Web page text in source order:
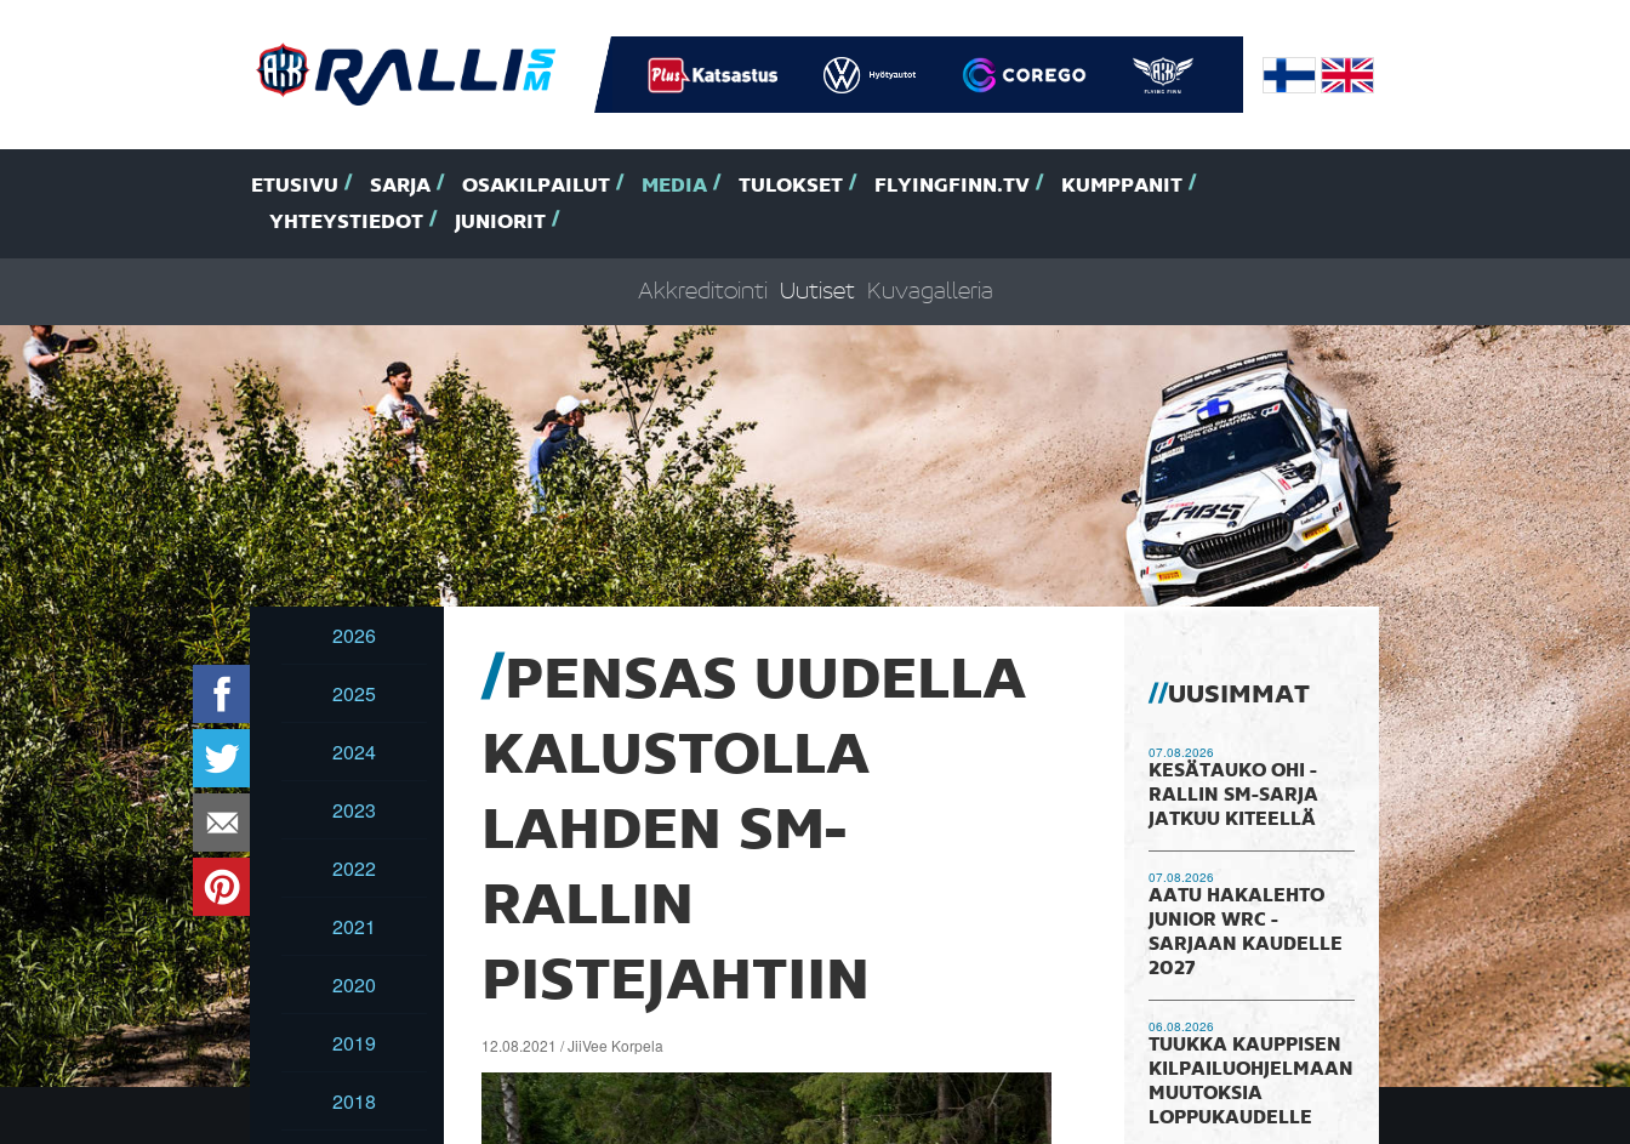
ETUSIVU SARJA OSAKILPAILUT MEDIA TULOKSET FLYINGFINN.TV
KUMPPANIT
YHTEYSTIEDOT
JUNIORIT
Akkreditointi Uutiset Kuvagalleria
2026
2025
2024
2023
2022
2021
2020
2019
2018
PENSAS UUDELLA
KALUSTOLLA
LAHDEN SM-
RALLIN
PISTEJAHTIIN
12.08.2021 / JiiVee Korpela
UUSIMMAT
07.08.2026
KESÄTAUKO OHI -
RALLIN SM-SARJA
JATKUU KITEELLÄ
07.08.2026
AATU HAKALEHTO
JUNIOR WRC -
SARJAAN KAUDELLE
2027
06.08.2026
TUUKKA KAUPPISEN
KILPAILUOHJELMAAN
MUUTOKSIA
LOPPUKAUDELLE